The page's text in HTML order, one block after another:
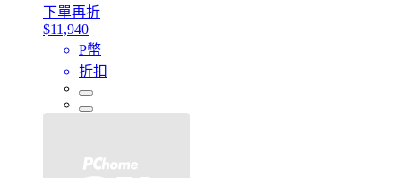
下單再折
$11,940
P幣
折扣